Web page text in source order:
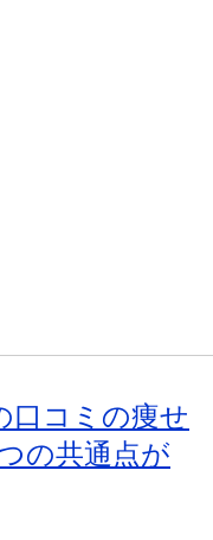
口コミの痩せ
の共通点が